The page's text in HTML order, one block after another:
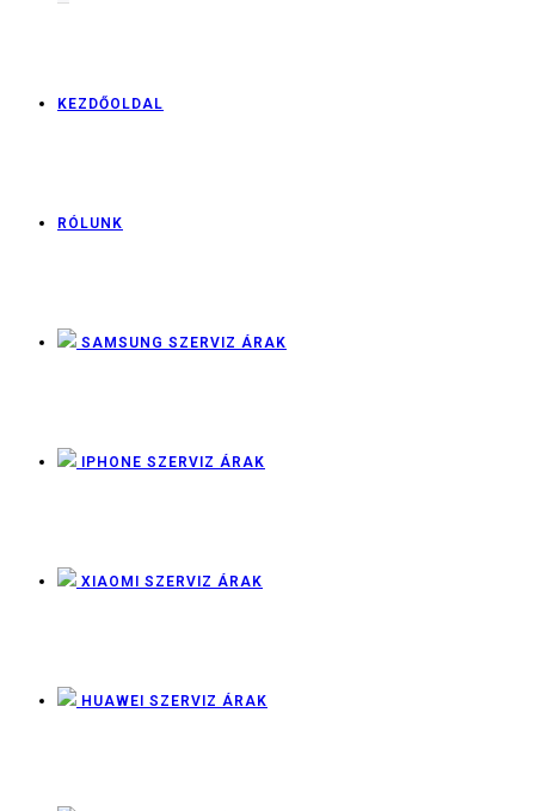
KEZDŐOLDAL
RÓLUNK
SAMSUNG SZERVIZ ÁRAK
IPHONE SZERVIZ ÁRAK
XIAOMI SZERVIZ ÁRAK
HUAWEI SZERVIZ ÁRAK